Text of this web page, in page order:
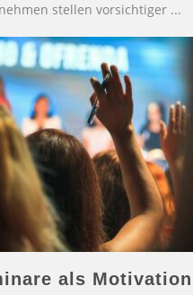
stellen vorsichtiger ...
als